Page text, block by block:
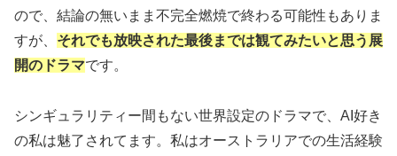
ので、結論の無いまま不完全燃焼で終わる可能性もありま
すが、 それでも放映された最後までは観てみたいと思う展
開のドラマです。
シンギュラリティー間もない世界設定のドラマで、AI好き
の私は魅了されてます。私はオーストラリアでの生活経験